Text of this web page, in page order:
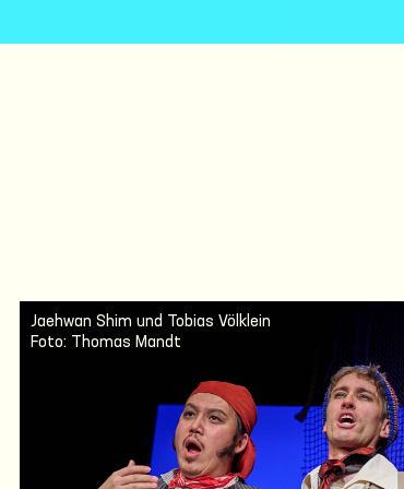
Jaehwan Shim und Tobias Völklein
Foto: Thomas Mandt